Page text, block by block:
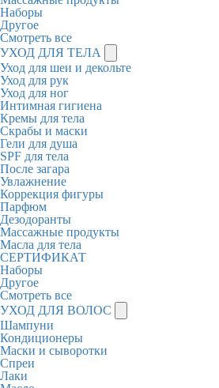
Наборы
Другое
Смотреть все
УХОД ДЛЯ ТЕЛА
Уход для шеи и декольте
Уход для рук
Уход для ног
Интимная гигиена
Кремы для тела
Скрабы и маски
Гели для душа
SPF для тела
После загара
Увлажнение
Коррекция фигуры
Парфюм
Дезодоранты
Массажные продукты
Масла для тела
СЕРТИФИКАТ
Наборы
Другое
Смотреть все
УХОД ДЛЯ ВОЛОС
Шампуни
Кондиционеры
Маски и сыворотки
Спреи
Лаки